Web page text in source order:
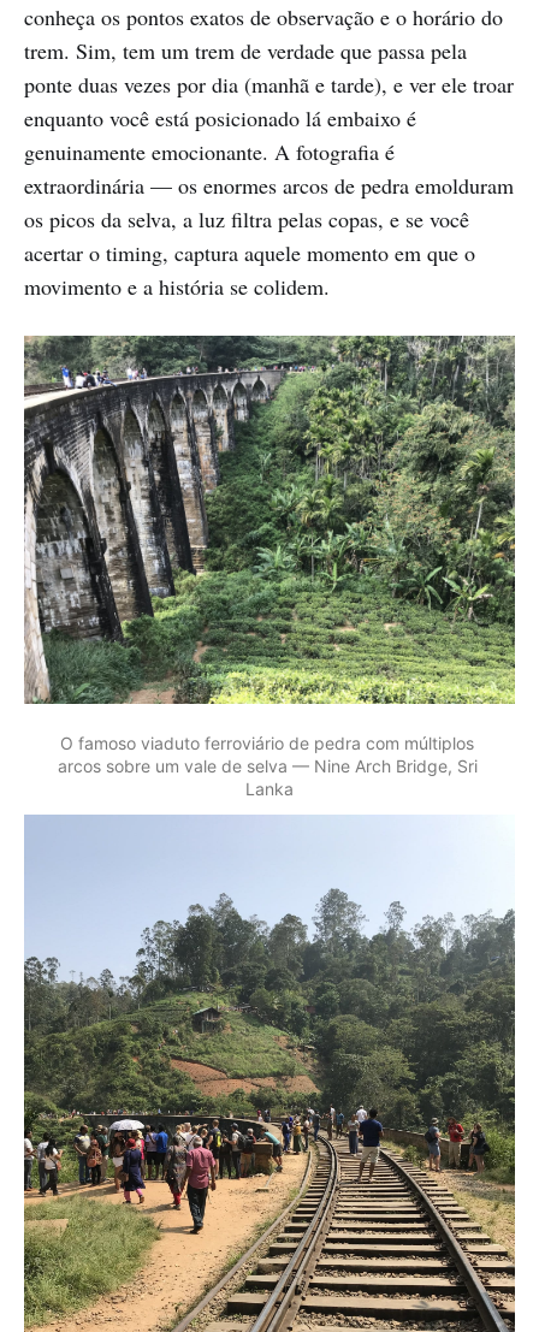
conheça os pontos exatos de observação e o horário do
trem. Sim, tem um trem de verdade que passa pela
ponte duas vezes por dia (manhã e tarde), e ver ele troar
enquanto você está posicionado lá embaixo é
genuinamente emocionante. A fotografia é
extraordinária — os enormes arcos de pedra emolduram
os picos da selva, a luz filtra pelas copas, e se você
acertar o timing, captura aquele momento em que o
movimento e a história se colidem.
O famoso viaduto ferroviário de pedra com múltiplos
arcos sobre um vale de selva — Nine Arch Bridge, Sri
Lanka